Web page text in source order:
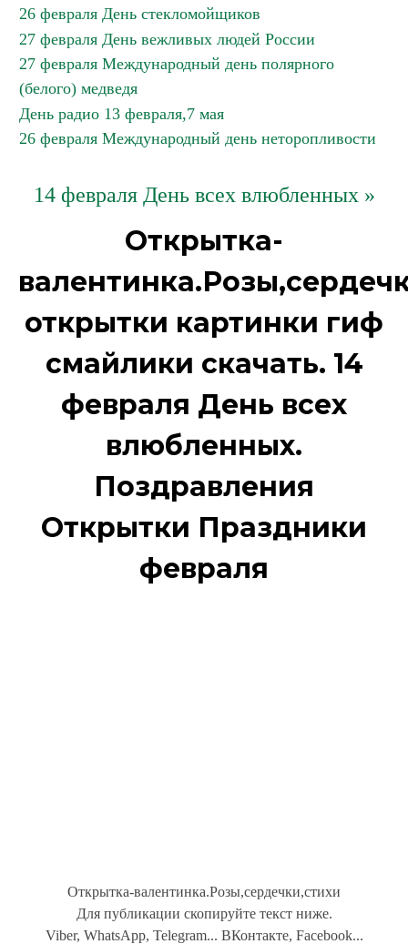
26 февраля День стекломойщиков
27 февраля День вежливых людей России
27 февраля Международный день полярного
(белого) медведя
День радио 13 февраля,7 мая
26 февраля Международный день неторопливости
14 февраля День всех влюбленных »
Открытка-
открытки картинки гиф
смайлики скачать. 14
февраля День всех
влюбленных.
Поздравления
Открытки Праздники
февраля
Открытка-валентинка.Розы,сердечки,стихи
Для публикации скопируйте текст ниже.
Viber, WhatsApp, Telegram... ВКонтакте, Facebook...